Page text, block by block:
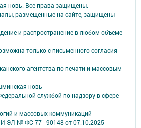
новь. Все права защищены.
размещенные на сайте, защищены
и распространение в любом объеме
только с письменного согласия
агентства по печати и массовым
новь
службой по надзору в сфере
и массовых коммуникаций
ЭЛ № ФС 77 - 90148 от 07.10.2025